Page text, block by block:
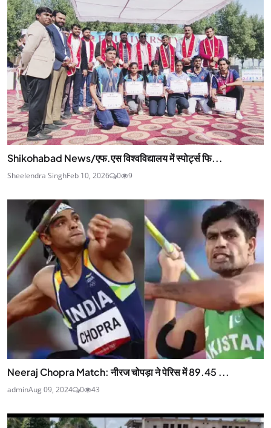
Shikohabad News/एफ.एस विश्वविद्यालय में स्पोर्ट्स फि...
Sheelendra SinghFeb 10, 2026 0 9
Neeraj Chopra Match: नीरज चोपड़ा ने पेरिस में 89.45 ...
adminAug 09, 2024 0 43